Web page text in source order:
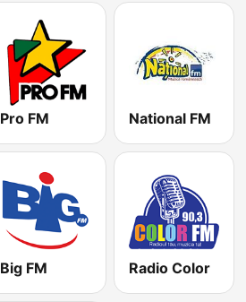
Pro FM National FM
Big FM Radio Color